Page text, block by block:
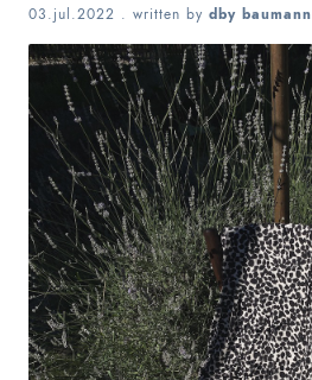
03.jul.2022 . written by dby baumann